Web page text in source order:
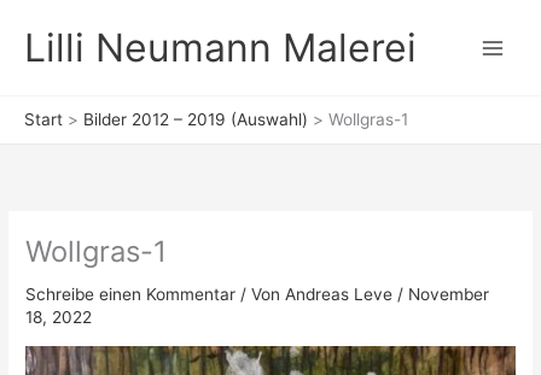
Inhalt
springen
Lilli Neumann Malerei
Start Bilder 2012 – 2019 (Auswahl) Wollgras-1
Wollgras-1
Schreibe einen Kommentar / VonAndreas Leve / November
18, 2022